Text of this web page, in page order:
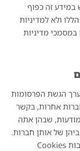
במידע זה כפוף
ולא למדיניות
במסמכי מדיניות
הגשת הפרסומות
אחרות, בקשר
שבהן אתה
של אותן חברות.
לצורך ניהול הפרסומות, חברות אלה מציבות Cookies